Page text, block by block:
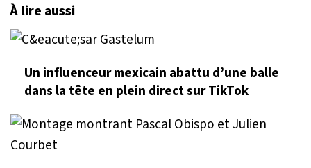
À lire aussi
Un influenceur mexicain abattu d’une balle
dans la tête en plein direct sur TikTok